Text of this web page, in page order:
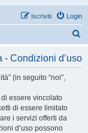
Login
Iscriviti
r
- Condizioni d’uso
(in seguito “noi”,
di essere vincolato
di essere limitato
i servizi offerti da
d’uso possono